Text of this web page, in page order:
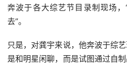
奔波于各大综艺节目录制现场
去”。
只是，对龚宇来说，他奔波于综
是和明星闲聊，而是试图通过自